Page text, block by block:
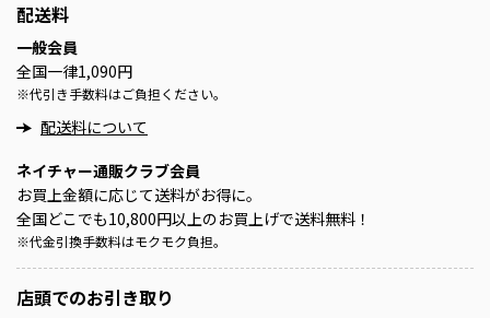
配送料
一般会員
全国一律1,090円
※代引き手数料はご負担ください。
配送料について
ネイチャー通販クラブ会員
お買上金額に応じて送料がお得に。
全国どこでも10,800円以上のお買上げで送料無料！
※代金引換手数料はモクモク負担。
店頭でのお引き取り